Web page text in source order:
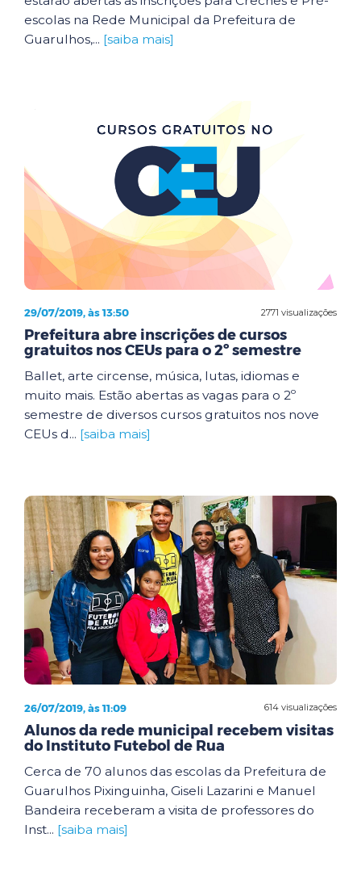
escolas na Rede Municipal da Prefeitura de
Guarulhos,... [saiba mais]
2771 visualizações
29/07/2019, às 13:50
Prefeitura abre inscrições de cursos
gratuitos nos CEUs para o 2º semestre
Ballet, arte circense, música, lutas, idiomas e
muito mais. Estão abertas as vagas para o 2º
semestre de diversos cursos gratuitos nos nove
CEUs d... [saiba mais]
614 visualizações
26/07/2019, às 11:09
Alunos da rede municipal recebem visitas
do Instituto Futebol de Rua
Cerca de 70 alunos das escolas da Prefeitura de
Guarulhos Pixinguinha, Giseli Lazarini e Manuel
Bandeira receberam a visita de professores do
Inst... [saiba mais]